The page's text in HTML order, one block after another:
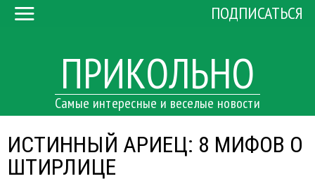
ПРИКОЛЬНО
Самые интересные и веселые новости
ПОДПИСАТЬСЯ
ИСТИННЫЙ АРИЕЦ: 8 МИФОВ О
ШТИРЛИЦЕ